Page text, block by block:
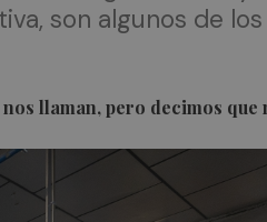
son algunos de
llaman, pero decimos que